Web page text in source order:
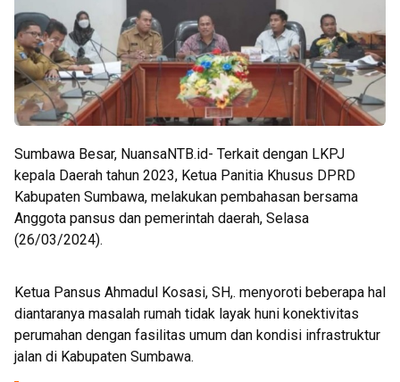
Sumbawa Besar, NuansaNTB.id- Terkait dengan LKPJ
kepala Daerah tahun 2023, Ketua Panitia Khusus DPRD
Kabupaten Sumbawa, melakukan pembahasan bersama
Anggota pansus dan pemerintah daerah, Selasa
(26/03/2024).
Ketua Pansus Ahmadul Kosasi, SH,. menyoroti beberapa hal
diantaranya masalah rumah tidak layak huni konektivitas
perumahan dengan fasilitas umum dan kondisi infrastruktur
jalan di Kabupaten Sumbawa.